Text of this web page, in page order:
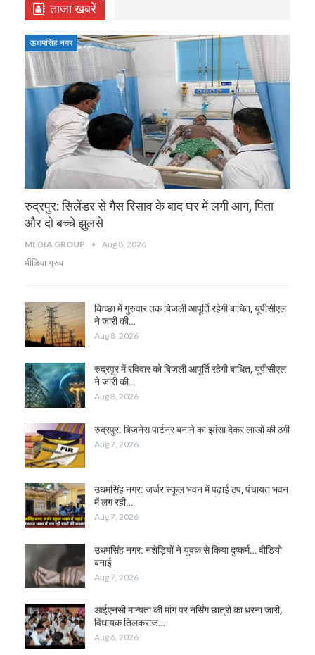
ताजा खबरें
ऊधमसिंह नगर
रुद्रपुर: सिलेंडर से गैस रिसाव के बाद घर में लगी आग, पिता
और दो बच्चे झुलसे
MEDIA GROUP Aug 8, 2026
मीडिया ग्रुप
किच्छा में गुरुवार तक बिजली आपूर्ति रहेगी बाधित, यूपीसीएल
ने जारी की…
Aug 8, 2026
रुद्रपुर में रविवार को बिजली आपूर्ति रहेगी बाधित, यूपीसीएल
ने जारी की…
Aug 8, 2026
रुद्रपुर: बिजनेस पार्टनर बनाने का झांसा देकर लाखों की ठगी
Aug 7, 2026
उधमसिंह नगर: जर्जर स्कूल भवन में पढ़ाई ठप, पंचायत भवन
में लग रही…
Aug 7, 2026
उधमसिंह नगर: नशेड़ियों ने युवक से किया दुष्कर्म… वीडियो
बनाई
Aug 7, 2026
आईएनसी मान्यता की मांग पर नर्सिंग छात्रों का धरना जारी,
विधायक तिलकराज…
Aug 6, 2026